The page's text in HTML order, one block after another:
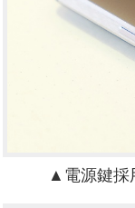
▲電源鍵採